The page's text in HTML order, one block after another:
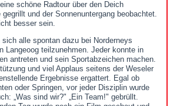
schöne Radtour über den Deich
und der Sonnenuntergang beobachtet.
besser sein.
alle spontan dazu bei Norderneys
Langeoog teilzunehmen. Jeder konnte in
antreten und sein Sportabzeichen machen.
und viel Applaus seitens der Weseler
Ergebnisse ergattert. Egal ob
oder Springen, vor jeder Disziplin wurde
„Was sind wir?" „Ein Team!" gebrüllt.